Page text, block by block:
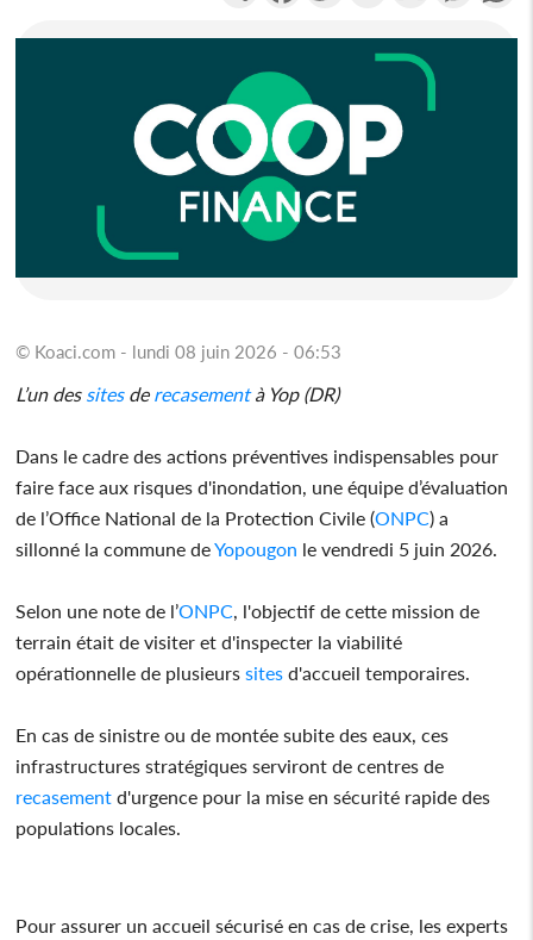
© Koaci.com - lundi 08 juin 2026 - 06:53
L’un des sitesde recasementà Yop (DR)
Dans le cadre des actions préventives indispensables pour
faire face aux risques d'inondation, une équipe d’évaluation
de l’Office National de la Protection Civile (ONPC) a
sillonné la commune deYopougon le vendredi 5 juin 2026.
Selon une note de l’ONPC , l'objectif de cette mission de
terrain était de visiter et d'inspecter la viabilité
opérationnelle de plusieurssites d'accueil temporaires.
En cas de sinistre ou de montée subite des eaux, ces
infrastructures stratégiques serviront de centres de
recasement d'urgence pour la mise en sécurité rapide des
populations locales.
Pour assurer un accueil sécurisé en cas de crise, les experts